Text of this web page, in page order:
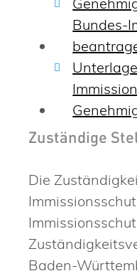
Bundes-
Zuständige
Die
Baden-